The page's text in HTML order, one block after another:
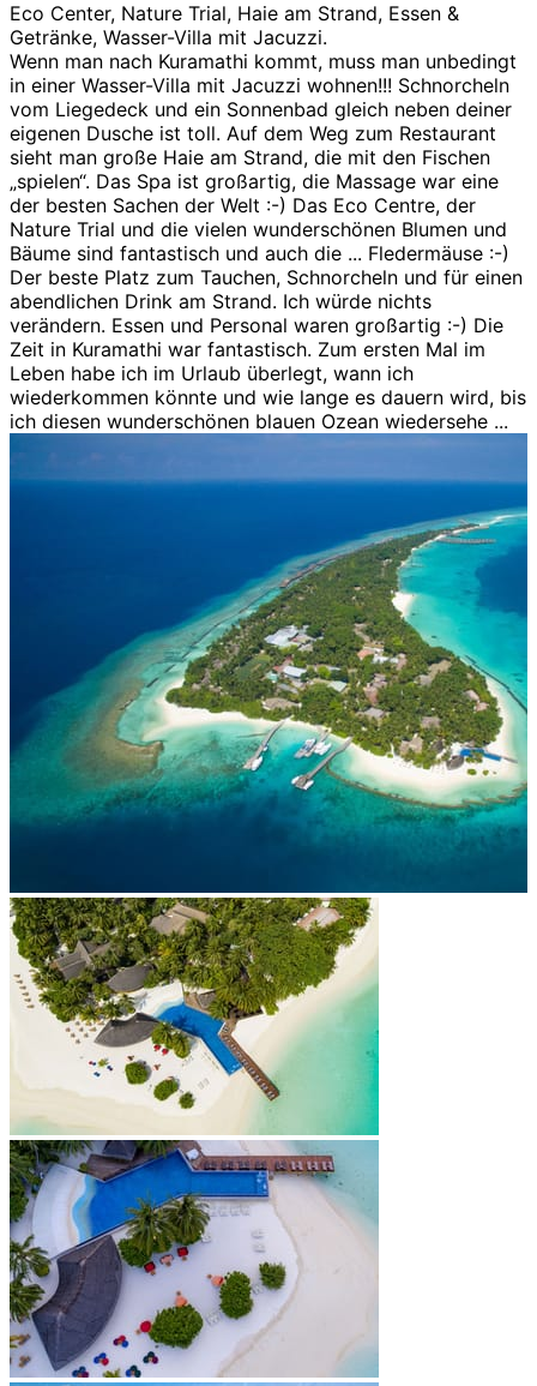
Eco Center, Nature Trial, Haie am Strand, Essen &
Getränke, Wasser-Villa mit Jacuzzi.
Wenn man nach Kuramathi kommt, muss man unbedingt
in einer Wasser-Villa mit Jacuzzi wohnen!!! Schnorcheln
vom Liegedeck und ein Sonnenbad gleich neben deiner
eigenen Dusche ist toll. Auf dem Weg zum Restaurant
sieht man große Haie am Strand, die mit den Fischen
„spielen“. Das Spa ist großartig, die Massage war eine
der besten Sachen der Welt :-) Das Eco Centre, der
Nature Trial und die vielen wunderschönen Blumen und
Bäume sind fantastisch und auch die ... Fledermäuse :-)
Der beste Platz zum Tauchen, Schnorcheln und für einen
abendlichen Drink am Strand. Ich würde nichts
verändern. Essen und Personal waren großartig :-) Die
Zeit in Kuramathi war fantastisch. Zum ersten Mal im
Leben habe ich im Urlaub überlegt, wann ich
wiederkommen könnte und wie lange es dauern wird, bis
ich diesen wunderschönen blauen Ozean wiedersehe ...